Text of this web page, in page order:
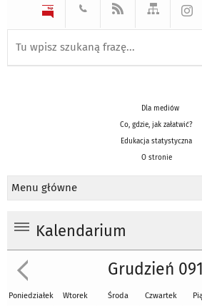
Dla mediów
Co, gdzie, jak załatwić?
Edukacja statystyczna
O stronie
Menu główne
Kalendarium
Grudzień
Poniedziałek Wtorek Środa Czwartek